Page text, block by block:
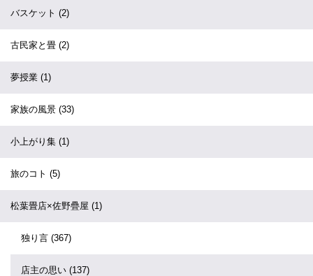
バスケット (2)
古民家と畳 (2)
夢授業 (1)
家族の風景 (33)
小上がり集 (1)
旅のコト (5)
松葉畳店×佐野疊屋 (1)
独り言 (367)
店主の思い (137)